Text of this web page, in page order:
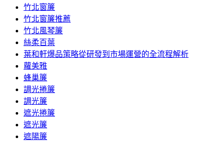
竹北窗簾
竹北窗簾推薦
竹北風琴簾
絲柔百葉
葉和軒爆品策略從研發到市場運營的全流程解析
蘿美雅
蜂巢簾
調光捲簾
調光簾
遮光捲簾
遮光簾
遮陽簾